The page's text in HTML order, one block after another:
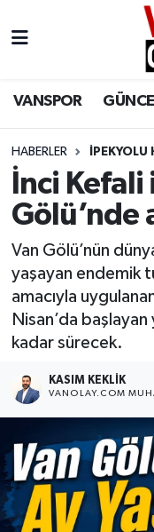
VANSPOR
HABERLER İPEKYOLU
İnci Kefali
Gölü’nde
Van Gölü’nün
yaşayan endemik
amacıyla
Nisan’da
kadar sürecek.
KASIM KEKLIK
VANOLAY.COM
Siyaset
Ekonomi
Sağlık
Eğitim
Bilim &
Dünya
Van Nöbetçi
Van Namaz
Van Trafik
Süper Lig
Tüm Manşetler
Son Dakika
Haber Arşivi